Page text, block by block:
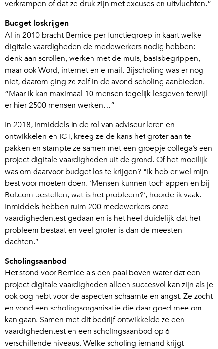
verkrampen of dat ze druk zijn met excuses en uitvluchten.”
Budget loskrijgen
Al in 2010 bracht Bernice per functiegroep in kaart welke
digitale vaardigheden de medewerkers nodig hebben:
denk aan scrollen, werken met de muis, basisbegrippen,
maar ook Word, internet en e-mail. Bijscholing was er nog
niet, daarom ging ze zelf in de avond scholing aanbieden.
“Maar ik kan maximaal 10 mensen tegelijk lesgeven terwijl
er hier 2500 mensen werken…”
In 2018, inmiddels in de rol van adviseur leren en
ontwikkelen en ICT, kreeg ze de kans het groter aan te
pakken en stampte ze samen met een groepje collega’s een
project digitale vaardigheden uit de grond. Of het moeilijk
was om daarvoor budget los te krijgen? “Ik heb er wel mijn
best voor moeten doen. ‘Mensen kunnen toch appen en bij
Bol.com bestellen, wat is het probleem?’, hoorde ik vaak.
Inmiddels hebben ruim 200 medewerkers onze
vaardighedentest gedaan en is het heel duidelijk dat het
probleem bestaat en veel groter is dan de meesten
dachten.”
Scholingsaanbod
Het stond voor Bernice als een paal boven water dat een
project digitale vaardigheden alleen succesvol kan zijn als je
ook oog hebt voor de aspecten schaamte en angst. Ze zocht
en vond een scholingsorganisatie die daar goed mee om
kan gaan. Samen met dit bedrijf ontwikkelde ze een
vaardighedentest en een scholingsaanbod op 6
verschillende niveaus. Welke scholing iemand krijgt